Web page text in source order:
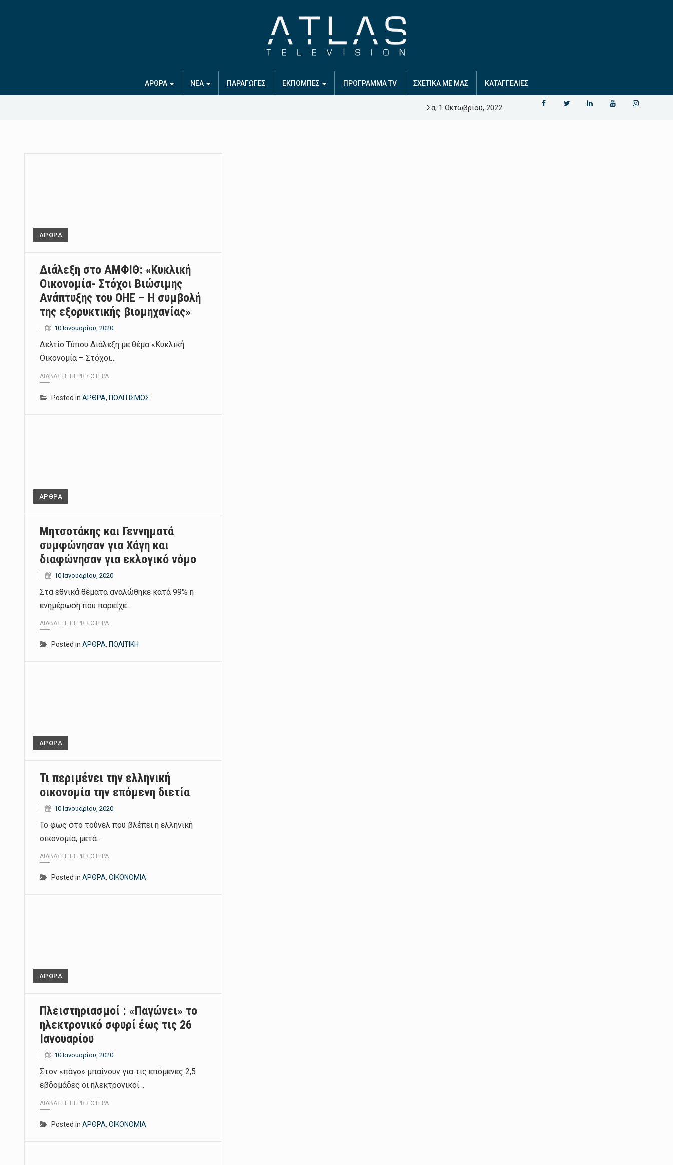
ΑΡΘΡΑ ΝΕΑ ΠΑΡΑΓΩΓΕΣ ΕΚΠΟΜΠΕΣ ΠΡΟΓΡΑΜΜΑ TV ΣΧΕΤΙΚΑ ΜΕ ΜΑΣ ΚΑΤΑΓΓΕΛΙΕΣ
Σα, 1 Οκτωβρίου, 2022
ΑΡΘΡΑ
Διάλεξη στο ΑΜΦΙΘ: «Kυκλική
Οικονομία- Στόχοι Βιώσιμης
Ανάπτυξης του ΟΗΕ – Η συμβολή
της εξορυκτικής βιομηχανίας»
10 Ιανουαρίου, 2020
Δελτίο Τύπου Διάλεξη με θέμα «Kυκλική
Οικονομία – Στόχοι…
ΔΙΑΒΆΣΤΕ ΠΕΡΙΣΣΌΤΕΡΑ
Posted in ΑΡΘΡΑ, ΠΟΛΙΤΙΣΜΟΣ
ΑΡΘΡΑ
Μητσοτάκης και Γεννηματά
συμφώνησαν για Χάγη και
διαφώνησαν για εκλογικό νόμο
10 Ιανουαρίου, 2020
Στα εθνικά θέματα αναλώθηκε κατά 99% η
ενημέρωση που παρείχε…
ΔΙΑΒΆΣΤΕ ΠΕΡΙΣΣΌΤΕΡΑ
Posted in ΑΡΘΡΑ, ΠΟΛΙΤΙΚΗ
ΑΡΘΡΑ
Τι περιμένει την ελληνική
οικονομία την επόμενη διετία
10 Ιανουαρίου, 2020
Το φως στο τούνελ που βλέπει η ελληνική
οικονομία, μετά…
ΔΙΑΒΆΣΤΕ ΠΕΡΙΣΣΌΤΕΡΑ
Posted in ΑΡΘΡΑ, ΟΙΚΟΝΟΜΙΑ
ΑΡΘΡΑ
Πλειστηριασμοί : «Παγώνει» το
ηλεκτρονικό σφυρί έως τις 26
Ιανουαρίου
10 Ιανουαρίου, 2020
Στον «πάγο» μπαίνουν για τις επόμενες 2,5
εβδομάδες οι ηλεκτρονικοί…
ΔΙΑΒΆΣΤΕ ΠΕΡΙΣΣΌΤΕΡΑ
Posted in ΑΡΘΡΑ, ΟΙΚΟΝΟΜΙΑ